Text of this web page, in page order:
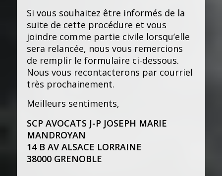
Si vous souhaitez être informés de la
suite de cette procédure et vous
joindre comme partie civile lorsqu’elle
sera relancée, nous vous remercions
de remplir le formulaire ci-dessous.
Nous vous recontacterons par courriel
très prochainement.
Meilleurs sentiments,
SCP AVOCATS J-P JOSEPH MARIE
MANDROYAN
14 B AV ALSACE LORRAINE
38000 GRENOBLE